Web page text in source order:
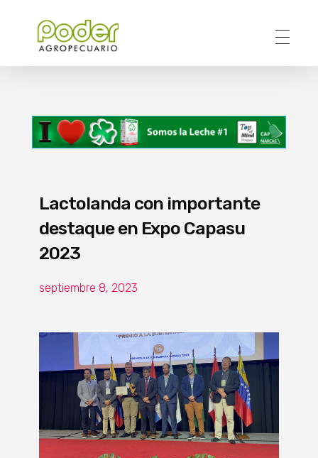
Lactolanda con importante
destaque en Expo Capasu
2023
septiembre 8, 2023